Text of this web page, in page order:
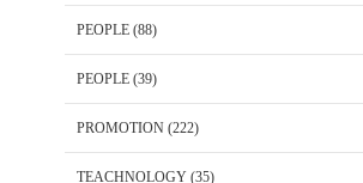
PEOPLE (88)
PEOPLE (39)
PROMOTION (222)
TEACHNOLOGY (35)